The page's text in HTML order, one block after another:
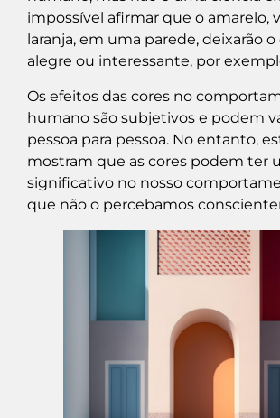
impossível afirmar que o amarelo,
laranja, em uma parede, deixarão
alegre ou interessante, por
Os efeitos das cores no
humano são subjetivos e podem
pessoa para pessoa. No entanto,
mostram que as cores podem ter
significativo no nosso
que não o percebamos